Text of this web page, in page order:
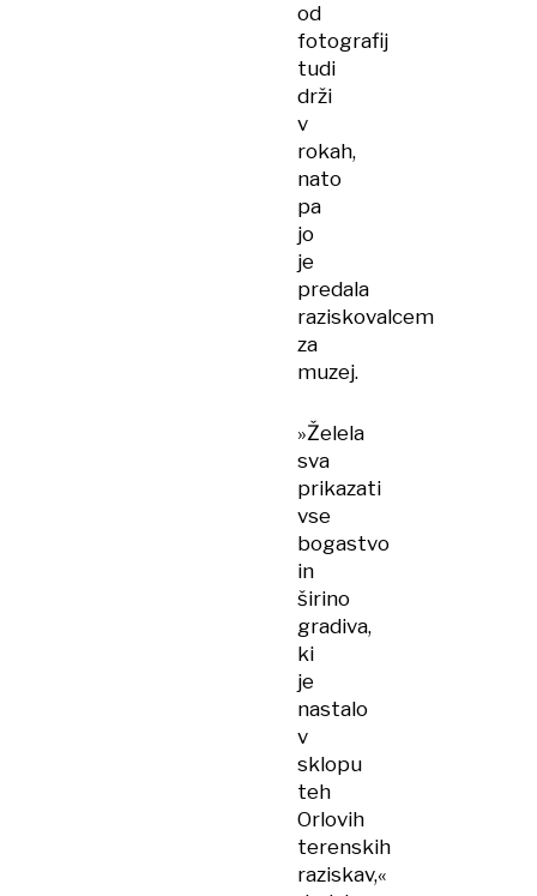
od
fotografij
tudi
drži
v
rokah,
nato
pa
jo
je
predala
raziskovalcem
za
muzej.
»Želela
sva
prikazati
vse
bogastvo
in
širino
gradiva,
ki
je
nastalo
v
sklopu
teh
Orlovih
terenskih
raziskav,«